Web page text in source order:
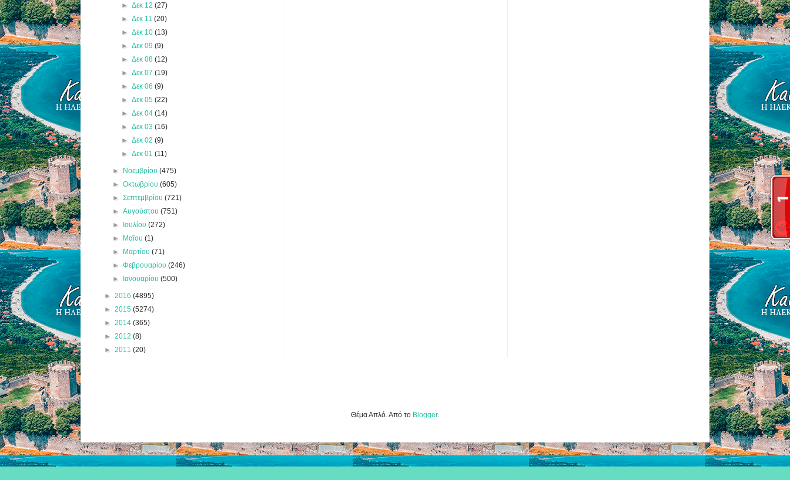
► Δεκ 12 (27)
► Δεκ 11 (20)
► Δεκ 10 (13)
► Δεκ 09 (9)
► Δεκ 08 (12)
► Δεκ 07 (19)
► Δεκ 06 (9)
► Δεκ 05 (22)
► Δεκ 04 (14)
► Δεκ 03 (16)
► Δεκ 02 (9)
► Δεκ 01 (11)
► Νοεμβρίου(475)
►Οκτωβρίου(605)
►Σεπτεμβρίου(721)
►Αυγούστου(751)
► Ιουλίου(272)
► Μαΐου(1)
► Μαρτίου(71)
►Φεβρουαρίου(246)
► Ιανουαρίου(500)
► 2016 (4895)
► 2015 (5274)
► 2014 (365)
► 2012 (8)
► 2011 (20)
Θέμα Απλό. Από το Blogger.